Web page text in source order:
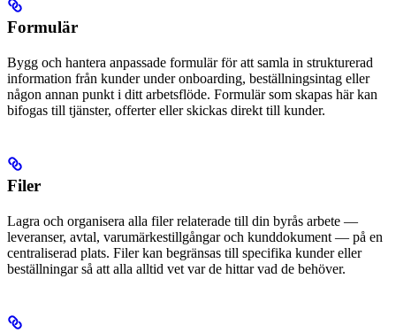
Formulär
Bygg och hantera anpassade formulär för att samla in strukturerad
information från kunder under onboarding, beställningsintag eller
någon annan punkt i ditt arbetsflöde. Formulär som skapas här kan
bifogas till tjänster, offerter eller skickas direkt till kunder.
Filer
Lagra och organisera alla filer relaterade till din byrås arbete —
leveranser, avtal, varumärkestillgångar och kunddokument — på en
centraliserad plats. Filer kan begränsas till specifika kunder eller
beställningar så att alla alltid vet var de hittar vad de behöver.